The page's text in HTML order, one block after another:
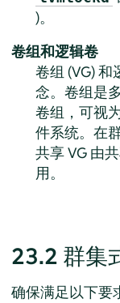
)。
卷组和逻辑卷
卷组 (VG) 和
念。卷组是
卷组，可视
件系统。在
共享 VG 由
用。
23.2 群集
确保满足以下要